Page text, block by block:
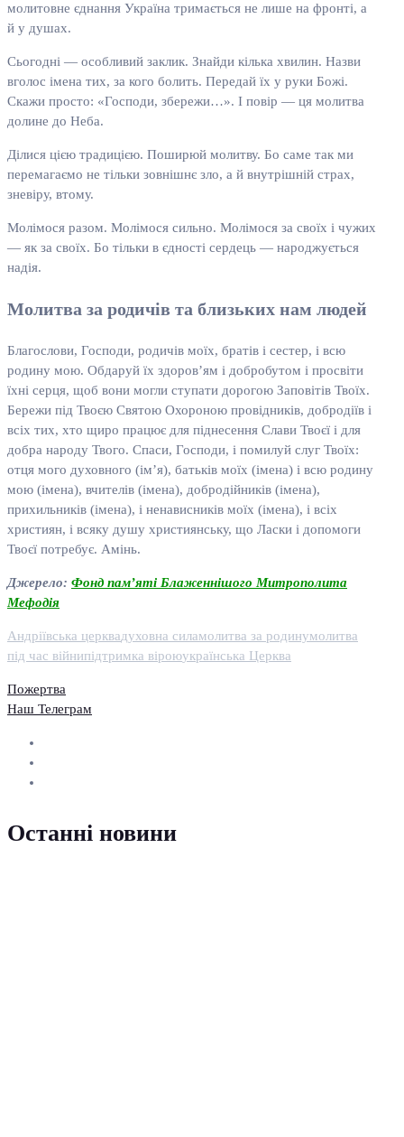
молитовне єднання Україна тримається не лише на фронті, а
й у душах.
Сьогодні — особливий заклик. Знайди кілька хвилин. Назви
вголос імена тих, за кого болить. Передай їх у руки Божі.
Скажи просто: «Господи, збережи…». І повір — ця молитва
долине до Неба.
Ділися цією традицією. Поширюй молитву. Бо саме так ми
перемагаємо не тільки зовнішнє зло, а й внутрішній страх,
зневіру, втому.
Молімося разом. Молімося сильно. Молімося за своїх і чужих
— як за своїх. Бо тільки в єдності сердець — народжується
надія.
Молитва за родичів та близьких нам людей
Благослови, Господи, родичів моїх, братів і сестер, і всю
родину мою. Обдаруй їх здоров’ям і добробутом і просвіти
їхні серця, щоб вони могли ступати дорогою Заповітів Твоїх.
Бережи під Твоєю Святою Охороною провідників, добродіїв і
всіх тих, хто щиро працює для піднесення Слави Твоєї і для
добра народу Твого. Спаси, Господи, і помилуй слуг Твоїх:
отця мого духовного (ім’я), батьків моїх (імена) і всю родину
мою (імена), вчителів (імена), добродійників (імена),
прихильників (імена), і ненависників моїх (імена), і всіх
християн, і всяку душу християнську, що Ласки і допомоги
Твоєї потребує. Амінь.
Джерело: Фонд пам’яті Блаженнішого Митрополита
Мефодія
Андріївська церквадуховна силамолитва за родинумолитва
під час війнипідтримка віроюукраїнська Церква
Пожертва
Наш Телеграм
Останні новини